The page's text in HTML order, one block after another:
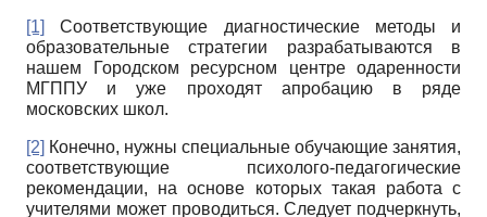
[1]
Соответствующие диагностические методы и
образовательные стратегии разрабатываются в
нашем Городском ресурсном центре одаренности
МГППУ и уже проходят апробацию в ряде
московских школ.
[2] Конечно, нужны специальные обучающие занятия,
соответствующие психолого-педагогические
рекомендации, на основе которых такая работа с
учителями может проводиться. Следует подчеркнуть,